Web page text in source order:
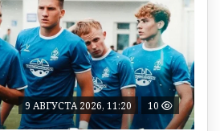
9 АВГУСТА 2026, 11:20 10